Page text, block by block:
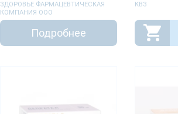
ЗДОРОВЬЕ ФАРМАЦЕВТИЧЕСКАЯ
КОМПАНИЯ ООО
Подробнее
КВЗ